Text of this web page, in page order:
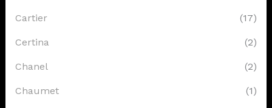
Cartier (17)
Certina (2)
Chanel (2)
Chaumet (1)